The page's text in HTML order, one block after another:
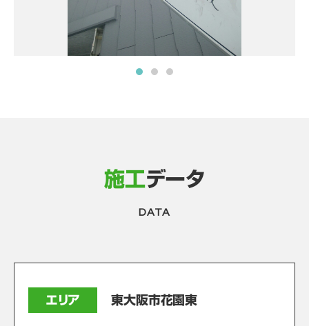
施工データ
DATA
エリア 東大阪市花園東